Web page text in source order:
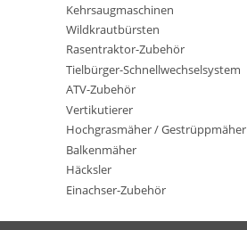
Kehrsaugmaschinen
Wildkrautbürsten
Rasentraktor-Zubehör
Tielbürger-Schnellwechselsystem
ATV-Zubehör
Vertikutierer
Hochgrasmäher / Gestrüppmäher
Balkenmäher
Häcksler
Einachser-Zubehör